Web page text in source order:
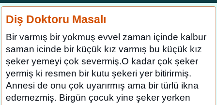
Diş Doktoru Masalı
Bir varmış bir yokmuş evvel zaman içinde kalbur
saman icinde bir küçük kız varmış bu küçük kız
şeker yemeyi çok severmiş.O kadar çok şeker
yermiş ki resmen bir kutu şekeri yer bitirirmiş.
Annesi de onu çok uyarırmış ama bir türlü ikna
edemezmiş. Birgün çocuk yine şeker yerken